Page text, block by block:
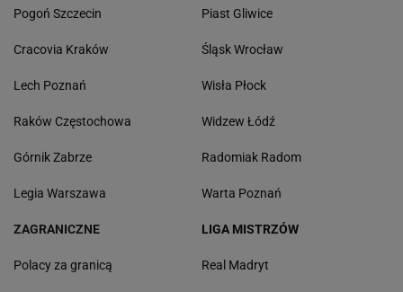
Pogoń Szczecin
Cracovia Kraków
Lech Poznań
Raków Częstochowa
Górnik Zabrze
Legia Warszawa
Piast Gliwice
Śląsk Wrocław
Wisła Płock
Widzew Łódź
Radomiak Radom
Warta Poznań
ZAGRANICZNE
Polacy za granicą
LIGA MISTRZÓW
Real Madryt